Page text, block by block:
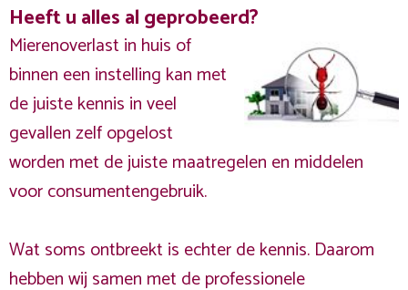
Heeft u alles al geprobeerd?
Mierenoverlast in huis of
binnen een instelling kan met
de juiste kennis in veel
gevallen zelf opgelost
worden met de juiste maatregelen en middelen
voor consumentengebruik.
Wat soms ontbreekt is echter de kennis. Daarom
hebben wij samen met de professionele